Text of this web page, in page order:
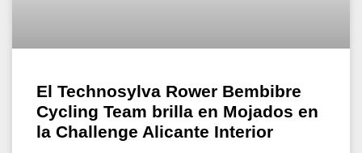
El Technosylva Rower Bembibre
Cycling Team brilla en Mojados en
la Challenge Alicante Interior